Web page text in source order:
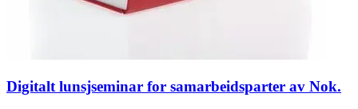
Digitalt lunsjseminar for samarbeidsparter av Nok.